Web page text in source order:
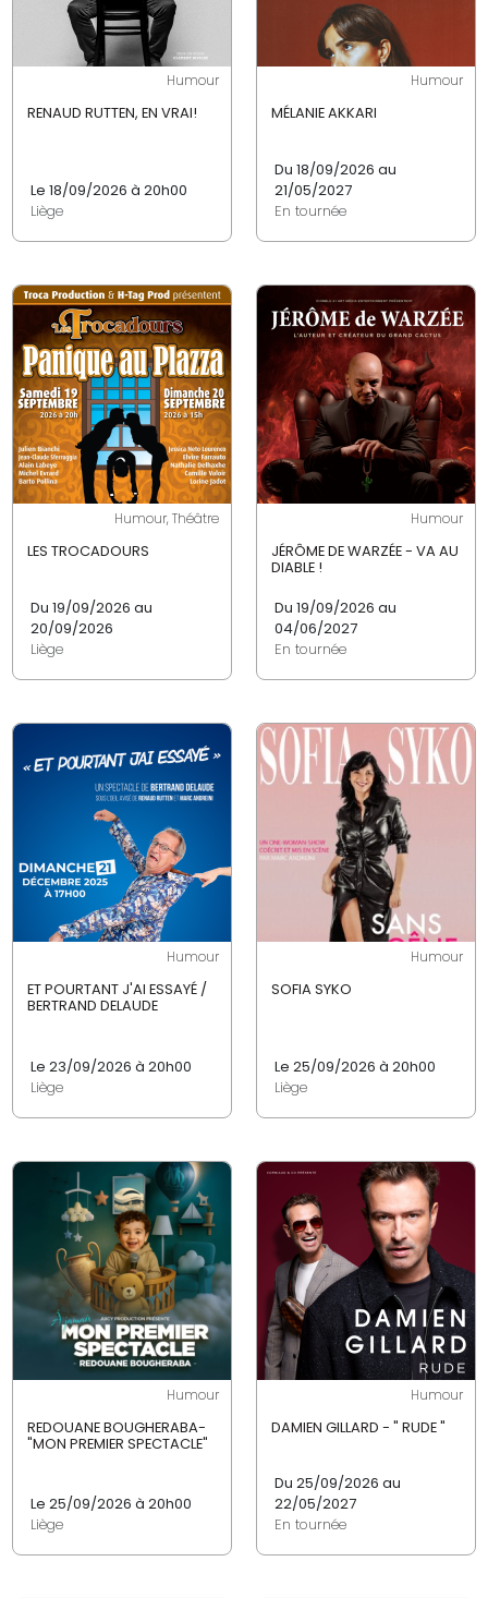
Humour
RENAUD RUTTEN, EN VRAI!
Le 18/09/2026 à 20h00
Liège
Humour
MÉLANIE AKKARI
Du 18/09/2026 au
21/05/2027
En tournée
Humour, Théâtre
LES TROCADOURS
Du 19/09/2026 au
20/09/2026
Liège
Humour
JÉRÔME DE WARZÉE - VA AU
DIABLE !
Du 19/09/2026 au
04/06/2027
En tournée
Humour
ET POURTANT J'AI ESSAYÉ /
BERTRAND DELAUDE
Le 23/09/2026 à 20h00
Liège
Humour
SOFIA SYKO
Le 25/09/2026 à 20h00
Liège
Humour
REDOUANE BOUGHERABA-
"MON PREMIER SPECTACLE"
Le 25/09/2026 à 20h00
Liège
Humour
DAMIEN GILLARD - " RUDE "
Du 25/09/2026 au
22/05/2027
En tournée